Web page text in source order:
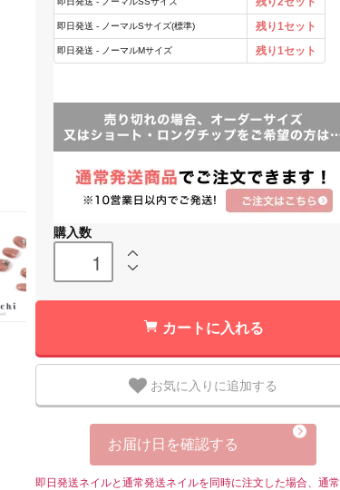
購入数
カートに入れる
お気に入りに追加する
お届け日を確認する
即日発送ネイルと通常発送ネイルを同時に注文した場合、通